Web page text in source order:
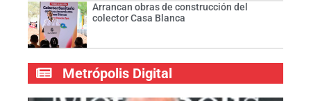
Arrancan obras de construcción del
colector Casa Blanca
Metrópolis Digital